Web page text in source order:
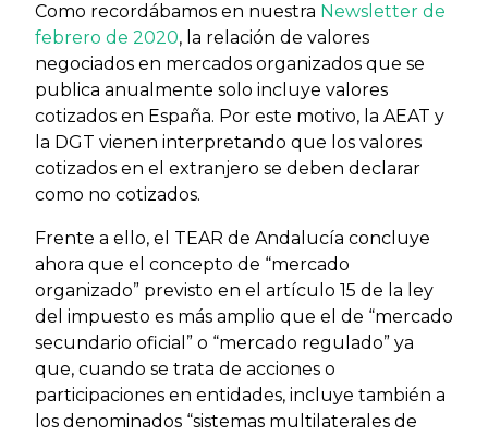
Como recordábamos en nuestra Newsletter de
febrero de 2020, la relación de valores
negociados en mercados organizados que se
publica anualmente solo incluye valores
cotizados en España. Por este motivo, la AEAT y
la DGT vienen interpretando que los valores
cotizados en el extranjero se deben declarar
como no cotizados.
Frente a ello, el TEAR de Andalucía concluye
ahora que el concepto de “mercado
organizado” previsto en el artículo 15 de la ley
del impuesto es más amplio que el de “mercado
secundario oficial” o “mercado regulado” ya
que, cuando se trata de acciones o
participaciones en entidades, incluye también a
los denominados “sistemas multilaterales de